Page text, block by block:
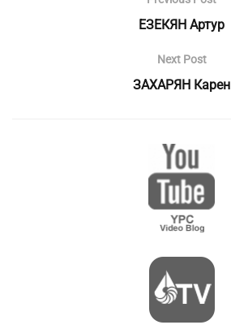
ЕЗЕКЯН Артур
Next Post
ЗАХАРЯН Карен